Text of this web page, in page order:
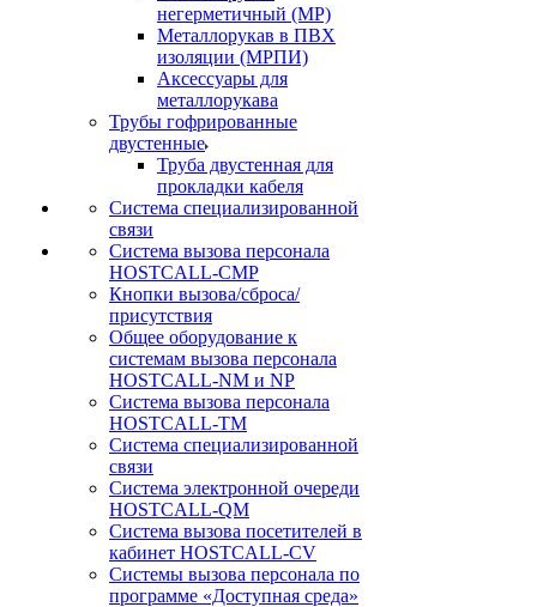
негерметичный (МР)
Металлорукав в ПВХ
изоляции (МРПИ)
Аксессуары для
металлорукава
Трубы гофрированные
двустенные
Труба двустенная для
прокладки кабеля
Система специализированной
связи
Cистема вызова персонала
HOSTCALL-CMP
Кнопки вызова/сброса/
присутствия
Общее оборудование к
системам вызова персонала
HOSTCALL-NM и NP
Система вызова персонала
HOSTCALL-TM
Система специализированной
связи
Система электронной очереди
HOSTCALL-QM
Cистема вызова посетителей в
кабинет HOSTCALL-CV
Системы вызова персонала по
программе «Доступная среда»